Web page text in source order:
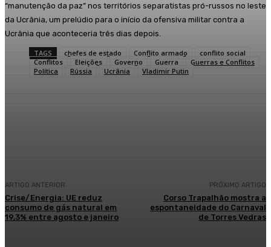
“manutenção da paz” nos territórios separatistas pró-russos no leste
da Ucrânia, um prelúdio para o início da ofensiva militar contra a
Ucrânia que aconteceria três dias depois.
TAGS chefes de estado Conflito armado
conflito social
Conflitos
Eleições Governo Guerra
Guerras e Conflitos
Política
Rússia Ucrânia Vladimir Putin
ARTIGO ANTERIOR
Crise/Energia: UE reduz
consumo de gás natural em
19,3% entre agosto e janeiro
PRÓXIMO ARTIGO
Corso Trapalhão mostra a
espontaneidade do Carnaval
de Torres Vedras